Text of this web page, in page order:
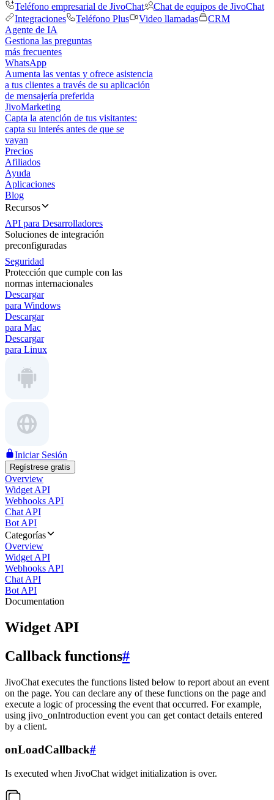
Teléfono empresarial de JivoChat
Chat de equipos de JivoChat
Integraciones
Teléfono Plus Video llamadas
CRM
Agente de IA
Gestiona las preguntas
más frecuentes
WhatsApp
Aumenta las ventas y ofrece asistencia
a tus clientes a través de su aplicación
de mensajería preferida
JivoMarketing
Capta la atención de tus visitantes:
capta su interés antes de que se
vayan
Precios
Afiliados
Ayuda
Aplicaciones
Blog
Recursos
API para Desarrolladores
Soluciones de integración
preconfiguradas
Seguridad
Protección que cumple con las
normas internacionales
Descargar
para Windows
Descargar
para Mac
Descargar
para Linux
Iniciar Sesión
Regístrese gratis
Overview
Widget API
Webhooks API
Chat API
Bot API
Categorías
Overview
Widget API
Webhooks API
Chat API
Bot API
Documentation
Widget API
Callback functions#
JivoChat executes the functions listed below to report about an event
on the page. You can declare any of these functions on the page and
execute a logic of processing the event that occurred. For example,
using jivo_onIntroduction event you can get contact details entered
by a client.
onLoadCallback#
Is executed when JivoChat widget initialization is over.